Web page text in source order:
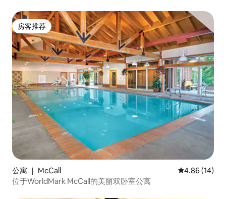
房客推荐
房客推荐
公寓 ｜ McCall 平均评分
4.86 (14)
位于WorldMark McCall的美丽双卧室公寓